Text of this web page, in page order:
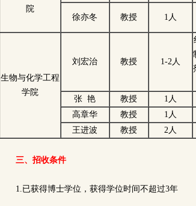
院
徐亦冬 教授 1人
生物与化学工程
学院
刘宏治 教授 1-2人
张 艳 教授 1人
高章华
教授 1人
王进波
教授 2人
三、招收条件
1.已获得博士学位，获得学位时间不超过3年